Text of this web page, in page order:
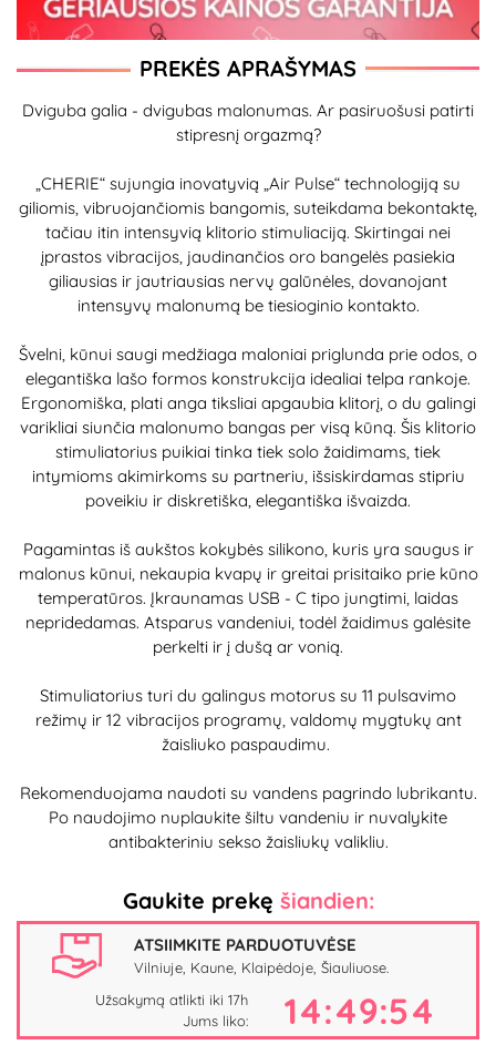
PREKĖS APRAŠYMAS
Dviguba galia - dvigubas malonumas. Ar pasiruošusi patirti
stipresnį orgazmą?
„CHERIE“ sujungia inovatyvią „Air Pulse“ technologiją su
giliomis, vibruojančiomis bangomis, suteikdama bekontaktę,
tačiau itin intensyvią klitorio stimuliaciją. Skirtingai nei
įprastos vibracijos, jaudinančios oro bangelės pasiekia
giliausias ir jautriausias nervų galūnėles, dovanojant
intensyvų malonumą be tiesioginio kontakto.
Švelni, kūnui saugi medžiaga maloniai priglunda prie odos, o
elegantiška lašo formos konstrukcija idealiai telpa rankoje.
Ergonomiška, plati anga tiksliai apgaubia klitorį, o du galingi
varikliai siunčia malonumo bangas per visą kūną. Šis klitorio
stimuliatorius puikiai tinka tiek solo žaidimams, tiek
intymioms akimirkoms su partneriu, išsiskirdamas stipriu
poveikiu ir diskretiška, elegantiška išvaizda.
Pagamintas iš aukštos kokybės silikono, kuris yra saugus ir
malonus kūnui, nekaupia kvapų ir greitai prisitaiko prie kūno
temperatūros. Įkraunamas USB - C tipo jungtimi, laidas
nepridedamas. Atsparus vandeniui, todėl žaidimus galėsite
perkelti ir į dušą ar vonią.
Stimuliatorius turi du galingus motorus su 11 pulsavimo
režimų ir 12 vibracijos programų, valdomų mygtukų ant
žaisliuko paspaudimu.
Rekomenduojama naudoti su vandens pagrindo lubrikantu.
Po naudojimo nuplaukite šiltu vandeniu ir nuvalykite
antibakteriniu sekso žaisliukų valikliu.
Gaukite prekę šiandien:
ATSIIMKITE PARDUOTUVĖSE
Vilniuje, Kaune, Klaipėdoje, Šiauliuose.
Užsakymą atlikti iki 17h
Jums liko:
14:49:54